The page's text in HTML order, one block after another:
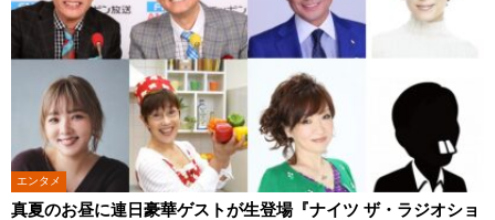
エンタメ
真夏のお昼に連日豪華ゲストが生登場『ナイツ ザ・ラジオショ